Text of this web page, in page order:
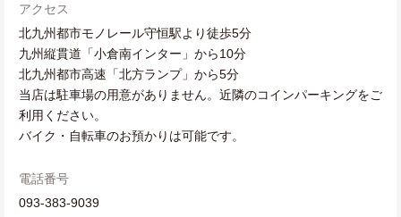
アクセス
北九州都市モノレール守恒駅より徒歩5分
九州縦貫道「小倉南インター」から10分
北九州都市高速「北方ランプ」から5分
当店は駐車場の用意がありません。近隣のコインパーキングをご
利用ください。
バイク・自転車のお預かりは可能です。
電話番号
093-383-9039